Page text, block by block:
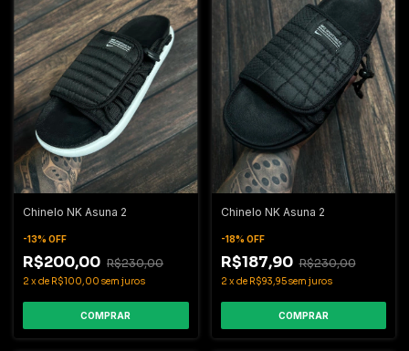
Chinelo NK Asuna 2
-13% OFF
R$200,00 R$230,00
2 xde R$100,00 sem juros
COMPRAR
Chinelo NK Asuna 2
-18% OFF
R$187,90 R$230,00
2 xde R$93,95sem juros
COMPRAR